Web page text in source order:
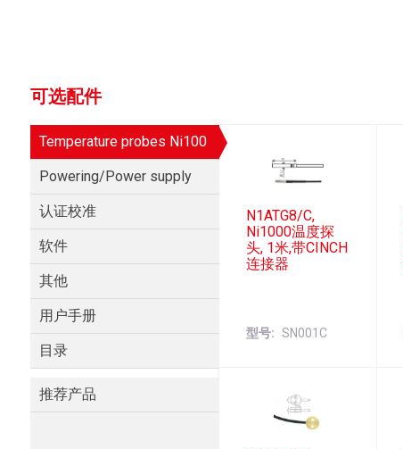
可选配件
Temperature probes Ni100
Powering/Power supply
认证校准
软件
其他
用户手册
目录
推荐产品
N1ATG8/C,
Ni1000温度探
头, 1米,带CINCH
连接器
型号 SN001C